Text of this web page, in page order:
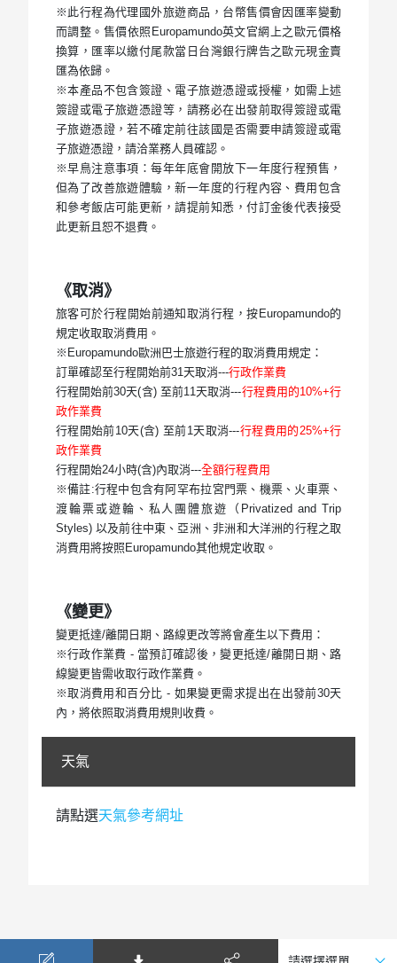
※此行程為代理國外旅遊商品，台幣售價會因匯率變動
而調整。售價依照Europamundo英文官網上之歐元價格
換算，匯率以繳付尾款當日台灣銀行牌告之歐元現金賣
匯為依歸。
※本產品不包含簽證、電子旅遊憑證或授權，如需上述
簽證或電子旅遊憑證等，請務必在出發前取得簽證或電
子旅遊憑證，若不確定前往該國是否需要申請簽證或電
子旅遊憑證，請洽業務人員確認。
※早鳥注意事項：每年年底會開放下一年度行程預售，
但為了改善旅遊體驗，新一年度的行程內容、費用包含
和參考飯店可能更新，請提前知悉，付訂金後代表接受
此更新且恕不退費。
《取消》
旅客可於行程開始前通知取消行程，按Europamundo的
規定收取取消費用。
※Europamundo歐洲巴士旅遊行程的取消費用規定：
訂單確認至行程開始前31天取消---行政作業費
行程開始前30天(含) 至前11天取消---行程費用的10%+行
政作業費
行程開始前10天(含) 至前1天取消---行程費用的25%+行
政作業費
行程開始24小時(含)內取消---全額行程費用
※備註:行程中包含有阿罕布拉宮門票、機票、火車票、
渡輪票或遊輪、私人團體旅遊（Privatized and Trip
Styles) 以及前往中東、亞洲、非洲和大洋洲的行程之取
消費用將按照Europamundo其他規定收取。
《變更》
變更抵達/離開日期、路線更改等將會產生以下費用：
※行政作業費 - 當預訂確認後，變更抵達/離開日期、路
線變更皆需收取行政作業費。
※取消費用和百分比 - 如果變更需求提出在出發前30天
內，將依照取消費用規則收費。
天氣
請點選天氣參考網址